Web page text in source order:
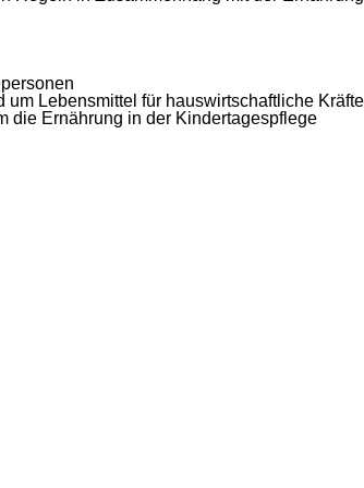
Lebensmittel für hauswirtschaftliche
die Ernährung in der Kindertagespflege